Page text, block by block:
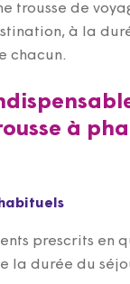
trousse de
à la
chacun.
à
prescrits en
la durée du